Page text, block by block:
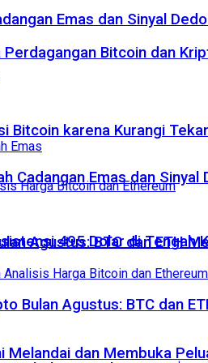
Emas dan Sinyal
Bitcoin karena Kurangi
Agustus: BTC dan ETH
Melandai dan Membuka
Bitcoin dan
Cadangan Emas dan
495 Dolar di Tengah
Bulan Agustus: BTC dan